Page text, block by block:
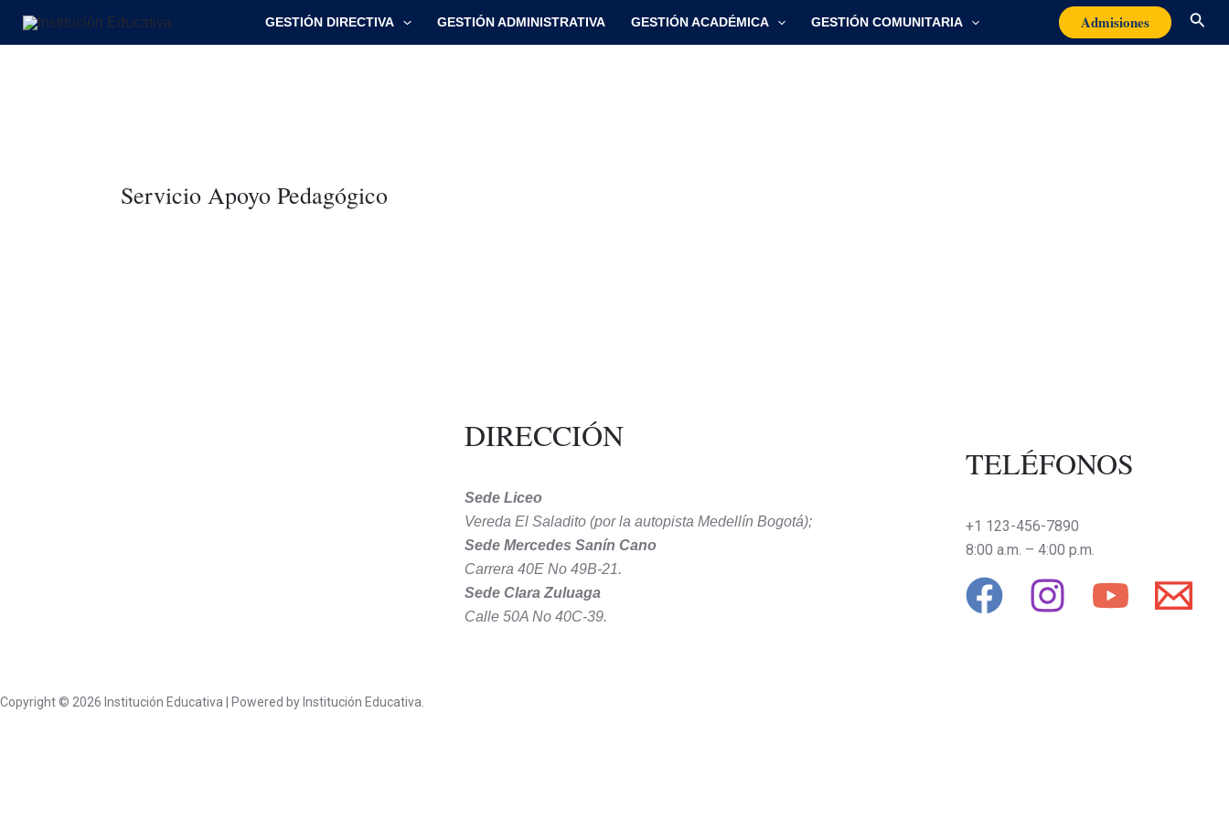
GESTIÓN DIRECTIVA GESTIÓN ADMINISTRATIVA GESTIÓN ACADÉMICA GESTIÓN COMUNITARIA Admisiones
Servicio Apoyo Pedagógico
DIRECCIÓN
Sede Liceo
Vereda El Saladito (por la autopista Medellín Bogotá);
Sede Mercedes Sanín Cano
Carrera 40E No 49B-21.
Sede Clara Zuluaga
Calle 50A No 40C-39.
TELÉFONOS
+1 123-456-7890
8:00 a.m. – 4:00 p.m.
Copyright © 2026 Institución Educativa | Powered by Institución Educativa.